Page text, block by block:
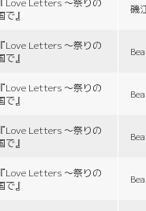
『Love Letters 〜祭りの
で』
磯
『Love Letters 〜祭りの
で』
『Love Letters 〜祭りの
で』
『Love Letters 〜祭りの
で』
『Love Letters 〜祭りの
で』